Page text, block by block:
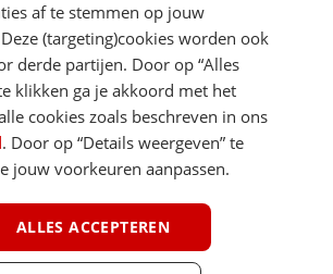
af te stemmen op jouw
(targeting)cookies worden ook
derde partijen. Door op “Alles
klikken ga je akkoord met het
cookies zoals beschreven in ons
. Door op “Details weergeven” te
jouw voorkeuren aanpassen.
ALLES ACCEPTEREN